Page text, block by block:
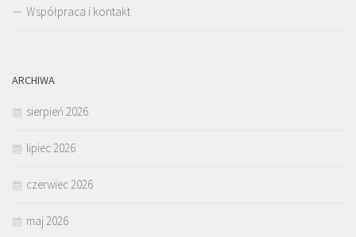
Współpraca i kontakt
ARCHIWA
sierpień 2026
lipiec 2026
czerwiec 2026
maj 2026